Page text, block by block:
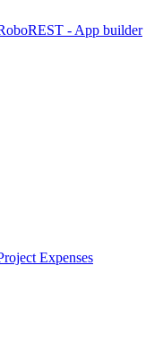
- App builder
Expenses